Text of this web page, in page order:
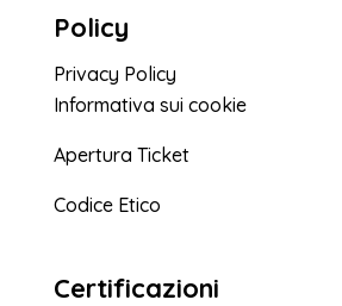
Policy
Privacy Policy
Informativa sui cookie
Apertura Ticket
Codice Etico
Certificazioni